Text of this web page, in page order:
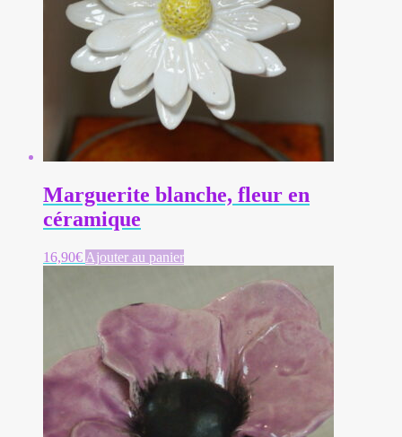
Marguerite blanche, fleur en
céramique
16,90€ Ajouter au panier